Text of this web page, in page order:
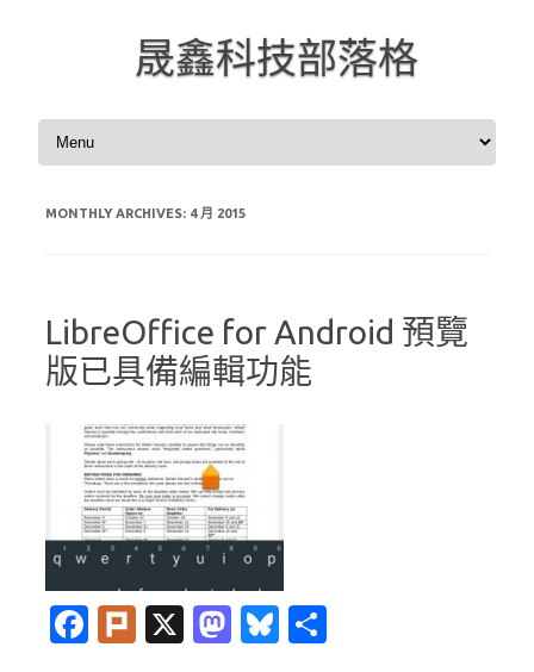
晟鑫科技部落格
Skip to content
MONTHLY ARCHIVES: 4 月 2015
LibreOffice for Android 預覽
版已具備編輯功能
Fa
Pl
X
M
Bl